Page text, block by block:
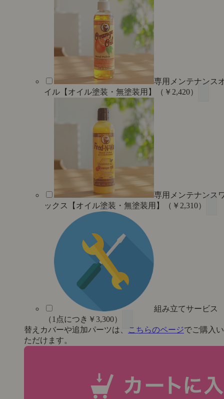
専用メンテナンス
イル【オイル塗装・無塗装用】（￥2,420）
専用メンテナンス
ックス【オイル塗装・無塗装用】（￥2,310）
組み立てサービス
（1点につき￥3,300）
替えカバーや追加パーツは、
こちらのページでご購入い
ただけます。